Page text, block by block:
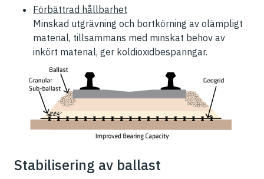
Förbättrad hållbarhet
Minskad utgrävning och bortkörning av olämpligt
material, tillsammans med minskat behov av
inkört material, ger koldioxidbesparingar.
Stabilisering av ballast